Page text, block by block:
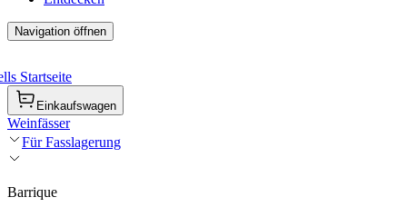
Navigation öffnen
Startseite
Einkaufswagen
Weinfässer
Für Fasslagerung
Barrique